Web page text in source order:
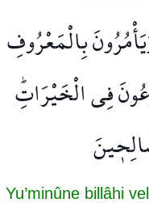
بِالْمَعْرُوفِ
فِي الْخَيْرَاتِۜ
Yu’minûne billâhi